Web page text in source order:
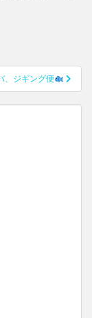
、ジギング便